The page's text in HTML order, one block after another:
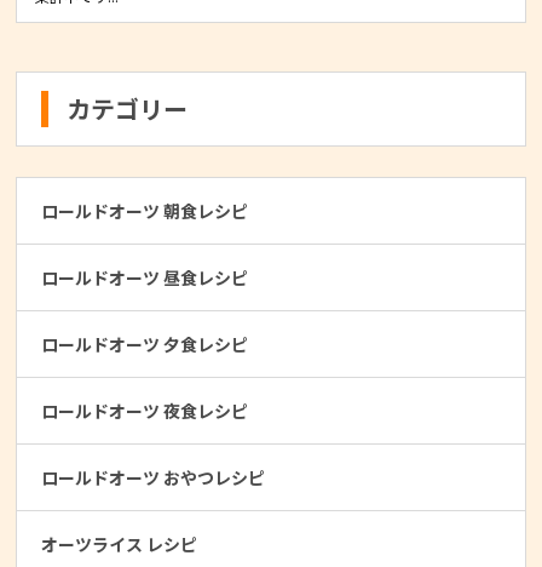
カテゴリー
ロールドオーツ 朝食レシピ
ロールドオーツ 昼食レシピ
ロールドオーツ 夕食レシピ
ロールドオーツ 夜食レシピ
ロールドオーツ おやつレシピ
オーツライス レシピ